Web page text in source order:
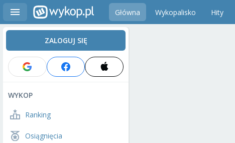
Główna Wykopalisko Hity
ZALOGUJ SIĘ
WYKOP
Ranking
Osiągnięcia